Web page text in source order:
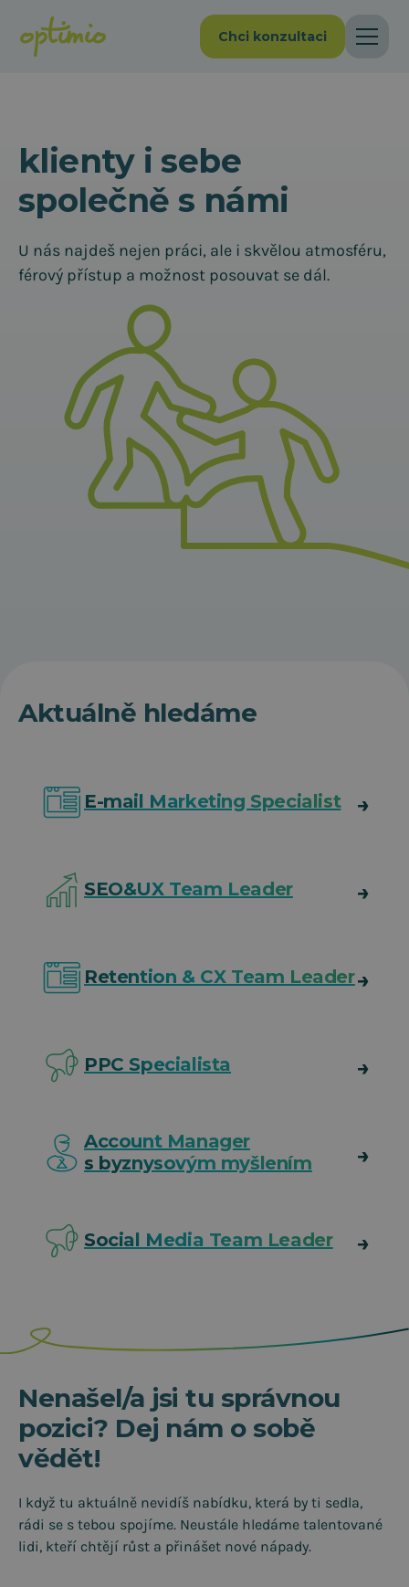
Chci konzultaci
klienty i sebe
společně s námi
U nás najdeš nejen práci, ale i skvělou atmosféru,
férový přístup a možnost posouvat se dál.
Aktuálně hledáme
E-mail Marketing Specialist
SEO&UX Team Leader
Retention & CX Team Leader
PPC Specialista
Account Manager
s byznysovým myšlením
Social Media Team Leader
Nenašel/a jsi tu správnou
pozici? Dej nám o sobě
vědět!
I když tu aktuálně nevidíš nabídku, která by ti sedla,
rádi se s tebou spojíme. Neustále hledáme talentované
lidi, kteří chtějí růst a přinášet nové nápady.